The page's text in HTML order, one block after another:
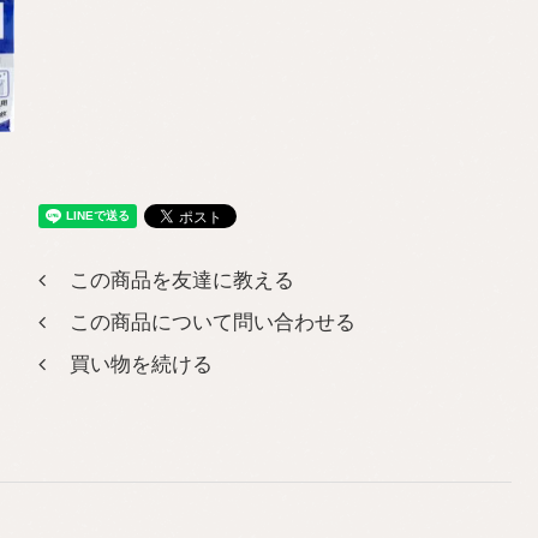
この商品を友達に教える
この商品について問い合わせる
買い物を続ける